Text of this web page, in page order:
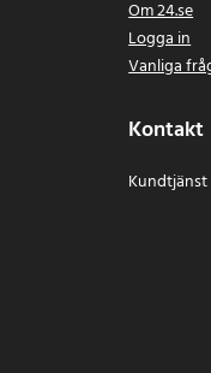
Om 24.se
Logga in
Vanliga
Kontakt